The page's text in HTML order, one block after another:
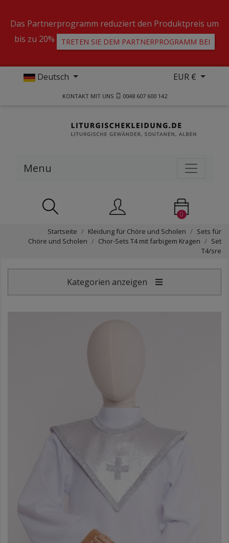
Das Partnerprogramm reduziert den Produktpreis um
bis zu 20%
TRETEN SIE DEM PARTNERPROGRAMM BEI
Deutsch EUR €
KONTAKT MIT UNS 0048 607 600 142
Menu
0
Startseite Kleidung für Chöre und Scholen
Sets für
Chöre und Scholen
Chor-Sets T4 mit farbigem Kragen
Set
T4/sre
Kategorien anzeigen